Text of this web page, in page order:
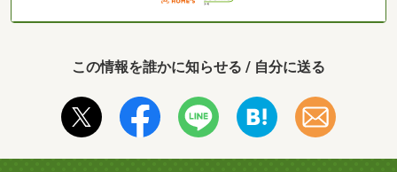
この情報を誰かに知らせる / 自分に送る